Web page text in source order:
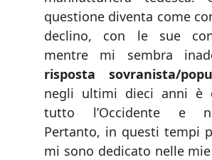
questione diventa come
declino, con le sue
mentre mi sembra
risposta sovranista/
negli ultimi dieci anni è
tutto l’Occidente e
Pertanto, in questi tempi
mi sono dedicato nelle